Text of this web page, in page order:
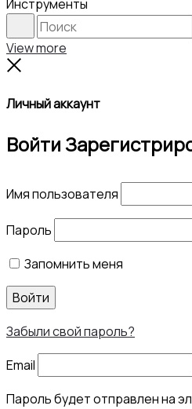
Инструменты
Search
View more
Личный аккаунт
Войти
Имя пользователя
Пароль
Запомнить меня
Войти
Забыли свой пароль?
Email
Пароль будет отправлен на